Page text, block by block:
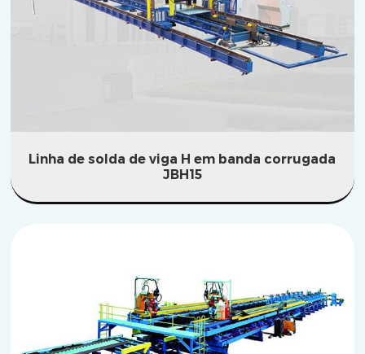
Linha de solda de viga H em banda corrugada
JBH15